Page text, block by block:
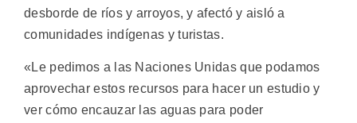
desborde de ríos y arroyos, y afectó y aisló a
comunidades indígenas y turistas.
«Le pedimos a las Naciones Unidas que podamos
aprovechar estos recursos para hacer un estudio y
ver cómo encauzar las aguas para poder